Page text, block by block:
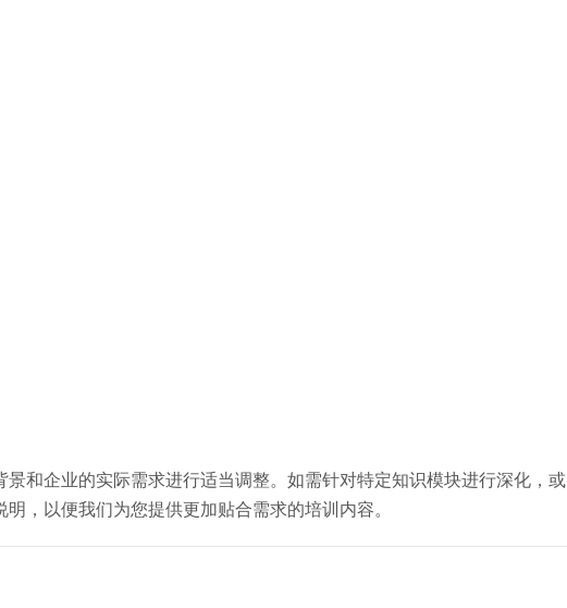
和企业的实际需求进行适当调整。如需针对特定知识模块进行深化，或
，以便我们为您提供更加贴合需求的培训内容。